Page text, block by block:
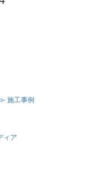
施工事例
ィア